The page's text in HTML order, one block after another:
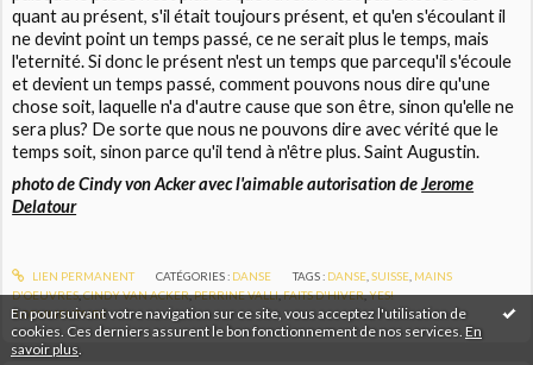
En poursuivant votre navigation sur ce site, vous acceptez l'utilisation de
cookies. Ces derniers assurent le bon fonctionnement de nos services. En
savoir plus
quant au présent, s'il était toujours présent, et qu'en s'écoulant il
ne devint point un temps passé, ce ne serait plus le temps, mais
l'eternité. Si donc le présent n'est un temps que parcequ'il s'écoule
et devient un temps passé, comment pouvons nous dire qu'une
chose soit, laquelle n'a d'autre cause que son être, sinon qu'elle ne
sera plus? De sorte que nous ne pouvons dire avec vérité que le
temps soit, sinon parce qu'il tend à n'être plus.Saint Augustin.
photo de Cindy von Acker avec l'aimable autorisation deJerome
Delatour
LIEN PERMANENT CATÉGORIES : DANSE TAGS : DANSE ,SUISSE MAINS
D'OEUVRES,CINDY VAN ACKER,PERRINE VALLI,FAITS D'HIVER,YES!
0COMMENTAIRE